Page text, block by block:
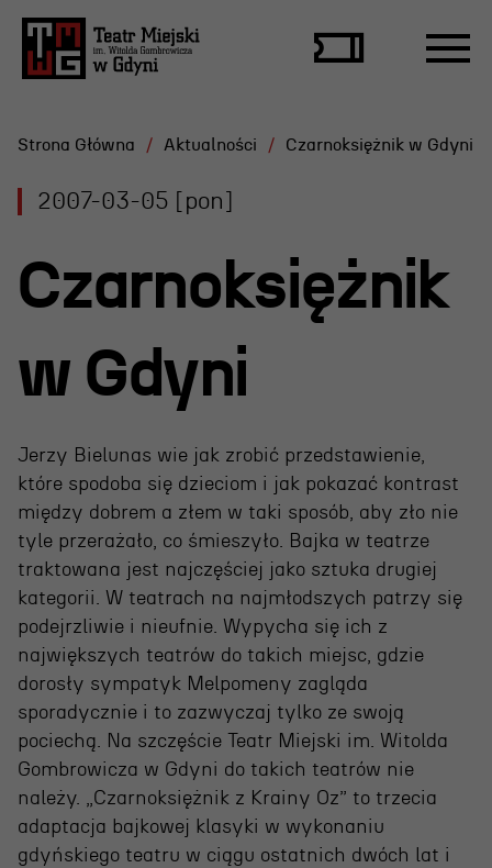
Scena Letnia
Bilety
Archiwum spektakli
Projekty Teatru
Festiwal R@Port
Gdyńska Nagroda Dramaturgiczna
Konkurs im. Andrzeja
Żurowskiego
Teatr
Historia teatru
Zespół artystyczny
Strona Główna Aktualności Czarnoksiężnik w Gdyni
2007-03-05 [pon]
Czarnoksiężnik
w Gdyni
Jerzy Bielunas wie jak zrobić przedstawienie,
które spodoba się dzieciom i jak pokazać kontrast
między dobrem a złem w taki sposób, aby zło nie
tyle przerażało, co śmieszyło. Bajka w teatrze
traktowana jest najczęściej jako sztuka drugiej
kategorii. W teatrach na najmłodszych patrzy się
podejrzliwie i nieufnie. Wypycha się ich z
największych teatrów do takich miejsc, gdzie
dorosły sympatyk Melpomeny zagląda
sporadycznie i to zazwyczaj tylko ze swoją
pociechą. Na szczęście Teatr Miejski im. Witolda
Gombrowicza w Gdyni do takich teatrów nie
należy. „Czarnoksiężnik z Krainy Oz” to trzecia
adaptacja bajkowej klasyki w wykonaniu
gdyńskiego teatru w ciągu ostatnich dwóch lat i